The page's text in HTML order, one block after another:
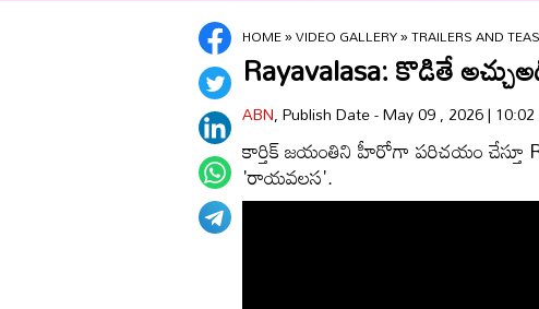
HOME»VIDEO GALLERY»TRAILERS AND
Rayavalasa: కొడితే
ABN, Publish Date - May 09 , 2026 |
కార్తిక్ జయంతిని హీరోగా పరిచయం చేస్తూ
'రాయవలస'.